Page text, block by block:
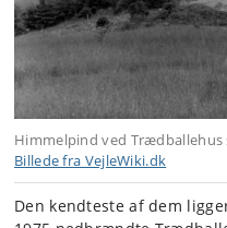
Himmelpind ved Trædballehus
Billede fra VejleWiki.dk
Den kendteste af dem